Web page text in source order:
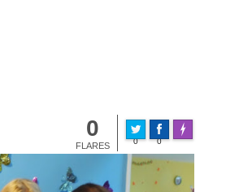
0
FLARES 0 0
Made with